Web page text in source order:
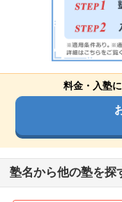
料金・入塾
塾名から他の塾を探